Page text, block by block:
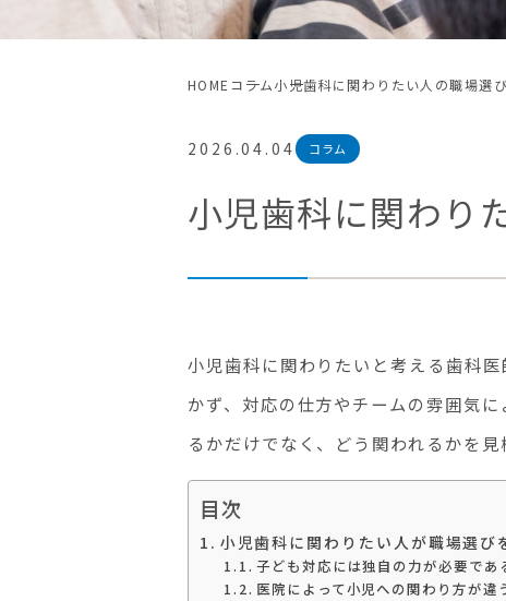
HOME コラム小児歯科に関わりたい人の職場選び
2026.04.04 コラム
小児歯科に関わり
小児歯科に関わりたいと考える歯科
かず、対応の仕方やチームの雰囲気
るかだけでなく、どう関われるかを
目次
小児歯科に関わりたい人が職場選び
子ども対応には独自の力が必要であ
医院によって小児への関わり方が違